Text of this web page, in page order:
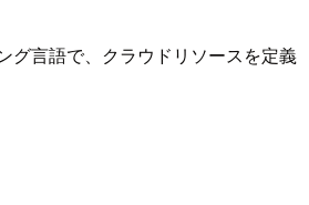
グ言語で、クラウドリソースを定義